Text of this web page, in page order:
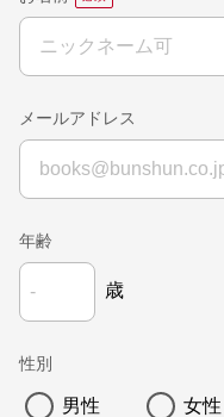
メールアドレス
年齢
歳
性別
男性 女性